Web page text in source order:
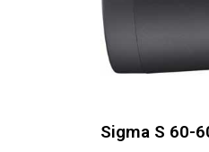
Sigma S 60-